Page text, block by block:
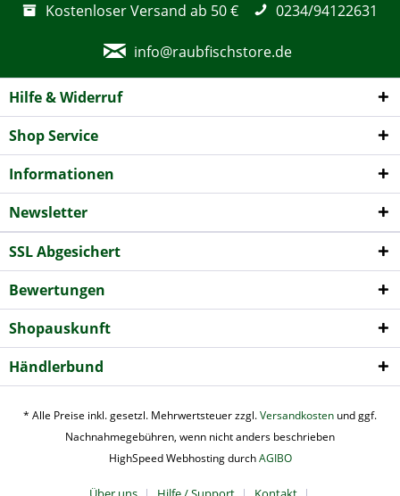
Kostenloser Versand ab 50 € 0234/94122631
info@raubfischstore.de
Hilfe & Widerruf
Shop Service
Informationen
Newsletter
SSL Abgesichert
Bewertungen
Shopauskunft
Händlerbund
* Alle Preise inkl. gesetzl. Mehrwertsteuer zzgl.Versandkosten und ggf.
Nachnahmegebühren, wenn nicht anders beschrieben
HighSpeed Webhosting durchAGIBO